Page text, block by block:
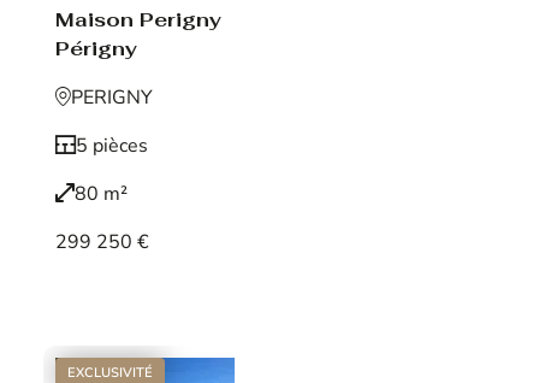
Maison Perigny
Périgny
PERIGNY
5 pièces
80 m²
299 250 €
EXCLUSIVITÉ